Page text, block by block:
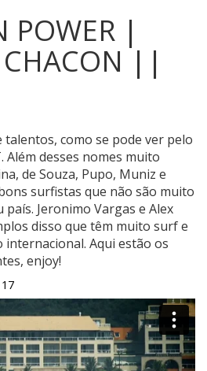
POWER |
CHACON ||
talentos, como se pode ver pelo
Além desses nomes muito
de Souza, Pupo, Muniz e
surfistas que não são muito
país. Jeronimo Vargas e Alex
disso que têm muito surf e
Aqui estão os
enjoy!